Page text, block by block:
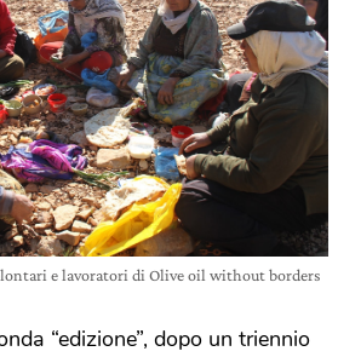
e lavoratori di Olive oil without borders
“edizione”, dopo un triennio